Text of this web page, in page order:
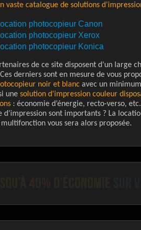
vaste catalogue de solutions
photocopieur Canon
photocopieur Xerox
photocopieur Konica
de ce site disposent d’un large
derniers sont en mesure de vous
noir et blanc avec un minimum
une solution d’impression couleur
: économie d’énergie, recto-verso,
d’impression sont importants ? La
vous sera alors proposée.